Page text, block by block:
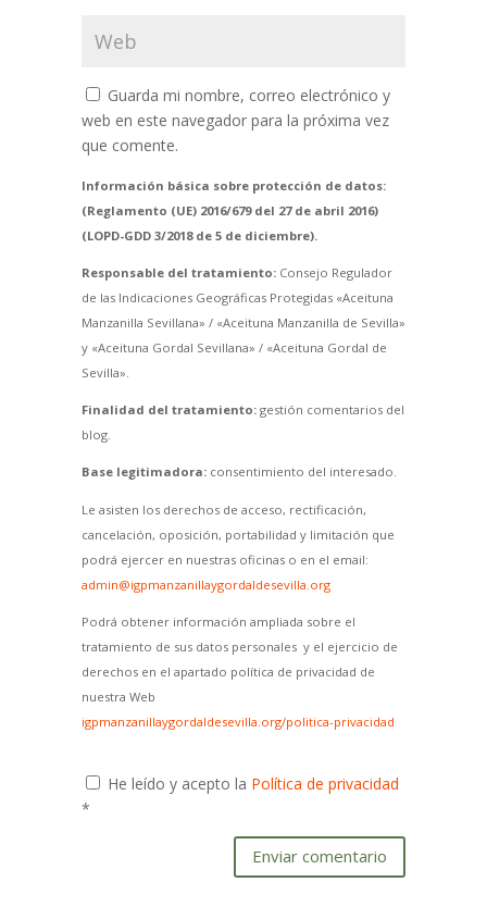
Guarda mi nombre, correo electrónico y
web en este navegador para la próxima vez
que comente.
Información básica sobre protección de datos:
(Reglamento (UE) 2016/679 del 27 de abril 2016)
(LOPD-GDD 3/2018 de 5 de diciembre).
Responsable del tratamiento:Consejo Regulador
de las Indicaciones Geográficas Protegidas «Aceituna
Manzanilla Sevillana» / «Aceituna Manzanilla de Sevilla»
y «Aceituna Gordal Sevillana» / «Aceituna Gordal de
Sevilla».
Finalidad del tratamiento:gestión comentarios del
blog.
Base legitimadora:consentimiento del interesado.
Le asisten los derechos de acceso, rectificación,
cancelación, oposición, portabilidad y limitación que
podrá ejercer en nuestras oficinas o en el email:
admin@igpmanzanillaygordaldesevilla.org
Podrá obtener información ampliada sobre el
tratamiento de sus datos personales y el ejercicio de
derechos en el apartado política de privacidad de
nuestra Web
igpmanzanillaygordaldesevilla.org/politica-privacidad
He leído y acepto la Política de privacidad
*
Enviar comentario